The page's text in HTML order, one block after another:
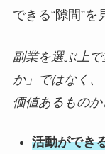
できる“隙間”を
副業を選ぶ上
か」ではなく
価値あるものか
活動ができ